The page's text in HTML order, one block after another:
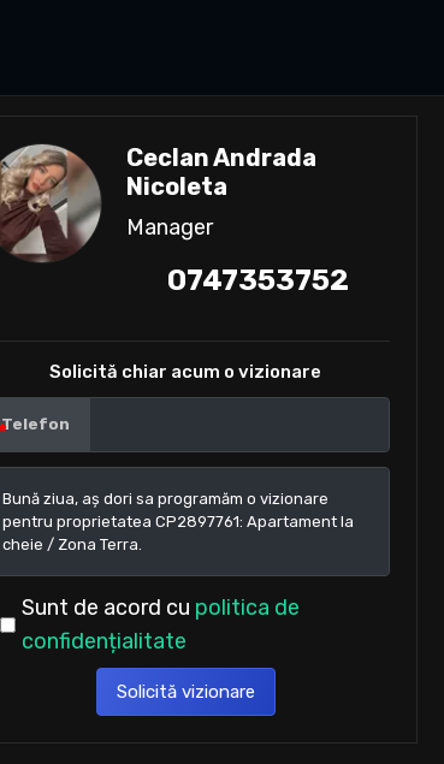
Ceclan Andrada
Nicoleta
Manager
0747353752
Solicită chiar acum o vizionare
Telefon
Sunt de acord cu politica de
confidențialitate
Solicită vizionare